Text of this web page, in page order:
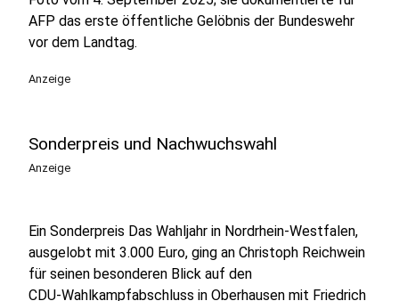
AFP das erste öffentliche Gelöbnis der Bundeswehr
vor dem Landtag.
Anzeige
Sonderpreis und Nachwuchswahl
Anzeige
Ein Sonderpreis Das Wahljahr in Nordrhein‑Westfalen,
ausgelobt mit 3.000 Euro, ging an Christoph Reichwein
für seinen besonderen Blick auf den
CDU‑Wahlkampfabschluss in Oberhausen mit Friedrich